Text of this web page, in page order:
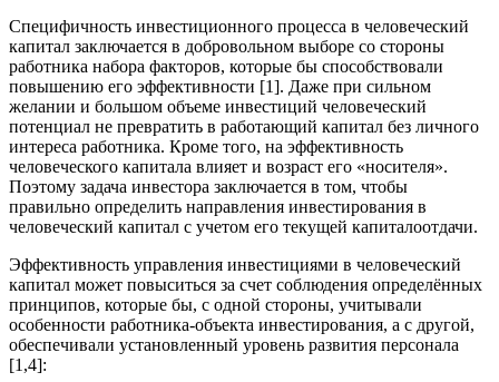
Специфичность инвестиционного процесса в человеческий
капитал заключается в добровольном выборе со стороны
работника набора факторов, которые бы способствовали
повышению его эффективности [1]. Даже при сильном
желании и большом объеме инвестиций человеческий
потенциал не превратить в работающий капитал без личного
интереса работника. Кроме того, на эффективность
человеческого капитала влияет и возраст его «носителя».
Поэтому задача инвестора заключается в том, чтобы
правильно определить направления инвестирования в
человеческий капитал с учетом его текущей капиталоотдачи.
Эффективность управления инвестициями в человеческий
капитал может повыситься за счет соблюдения определённых
принципов, которые бы, с одной стороны, учитывали
особенности работника-объекта инвестирования, а с другой,
обеспечивали установленный уровень развития персонала
[1,4]: